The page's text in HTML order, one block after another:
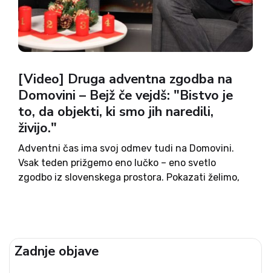
[Video] Druga adventna zgodba na
Domovini – Bejž če vejdš: "Bistvo je
to, da objekti, ki smo jih naredili,
živijo."
Adventni čas ima svoj odmev tudi na Domovini.
Vsak teden prižgemo eno lučko – eno svetlo
zgodbo iz slovenskega prostora. Pokazati želimo,
Zadnje objave